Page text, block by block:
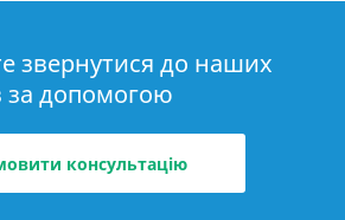
звернутися до наших
за допомогою
консультацію